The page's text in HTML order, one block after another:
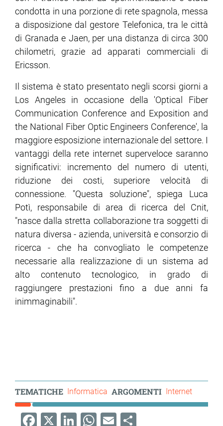
condotta in una porzione di rete spagnola, messa
a disposizione dal gestore Telefonica, tra le città
di Granada e Jaen, per una distanza di circa 300
chilometri, grazie ad apparati commerciali di
Ericsson.
Il sistema è stato presentato negli scorsi giorni a
Los Angeles in occasione della 'Optical Fiber
Communication Conference and Exposition and
the National Fiber Optic Engineers Conference', la
maggiore esposizione internazionale del settore. I
vantaggi della rete internet superveloce saranno
significativi: incremento del numero di utenti,
riduzione dei costi, superiore velocità di
connessione. "Questa soluzione", spiega Luca
Potì, responsabile di area di ricerca del Cnit,
"nasce dalla stretta collaborazione tra soggetti di
natura diversa - azienda, università e consorzio di
ricerca - che ha convogliato le competenze
necessarie alla realizzazione di un sistema ad
alto contenuto tecnologico, in grado di
raggiungere prestazioni fino a due anni fa
inimmaginabili".
TEMATICHE Informatica ARGOMENTI Internet